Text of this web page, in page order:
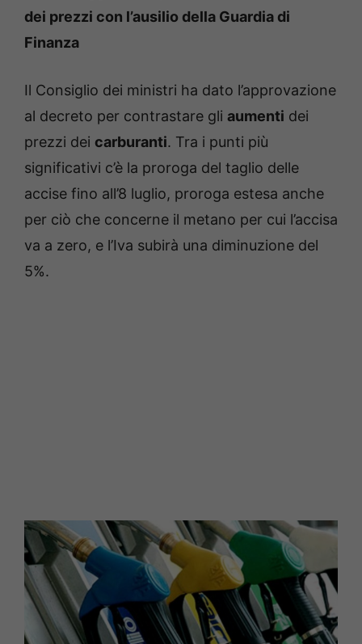
dei prezzi con l’ausilio della Guardia di
Finanza
Il Consiglio dei ministri ha dato l’approvazione
al decreto per contrastare gli aumenti dei
prezzi dei carburanti. Tra i punti più
significativi c’è la proroga del taglio delle
accise fino all’8 luglio, proroga estesa anche
per ciò che concerne il metano per cui l’accisa
va a zero, e l’Iva subirà una diminuzione del
5%.